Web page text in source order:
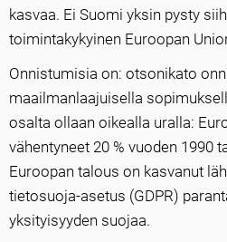
kasvaa. Ei Suomi yksin pysty
toimintakykyinen Euroopan
Onnistumisia on: otsonikato
maailmanlaajuisella
osalta ollaan oikealla uralla:
vähentyneet 20 % vuoden 1990
Euroopan talous on kasvanut
tietosuoja-asetus (GDPR)
yksityisyyden suojaa.